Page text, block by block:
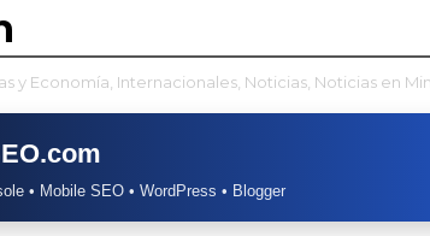
y Economía, Internacionales, Noticias, Noticias en
• Mobile SEO • WordPress • Blogger